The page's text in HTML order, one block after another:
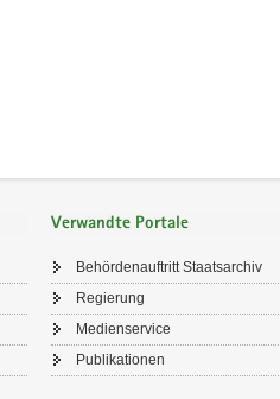
Verwandte Portale
Behördenauftritt Staatsarchiv
Regierung
Medienservice
Publikationen